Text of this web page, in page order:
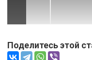
Поделитесь этой